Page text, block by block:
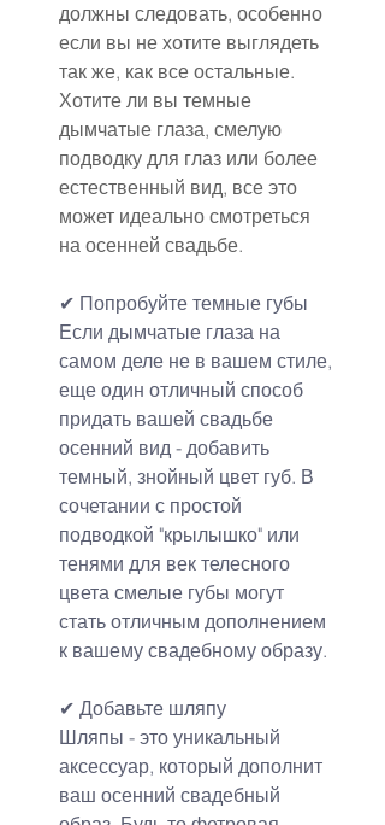
должны следовать, особенно
если вы не хотите выглядеть
так же, как все остальные.
Хотите ли вы темные
дымчатые глаза, смелую
подводку для глаз или более
естественный вид, все это
может идеально смотреться
на осенней свадьбе.
✔ Попробуйте темные губы
Если дымчатые глаза на
самом деле не в вашем стиле,
еще один отличный способ
придать вашей свадьбе
осенний вид - добавить
темный, знойный цвет губ. В
сочетании с простой
подводкой "крылышко" или
тенями для век телесного
цвета смелые губы могут
стать отличным дополнением
к вашему свадебному образу.
✔ Добавьте шляпу
Шляпы - это уникальный
аксессуар, который дополнит
ваш осенний свадебный